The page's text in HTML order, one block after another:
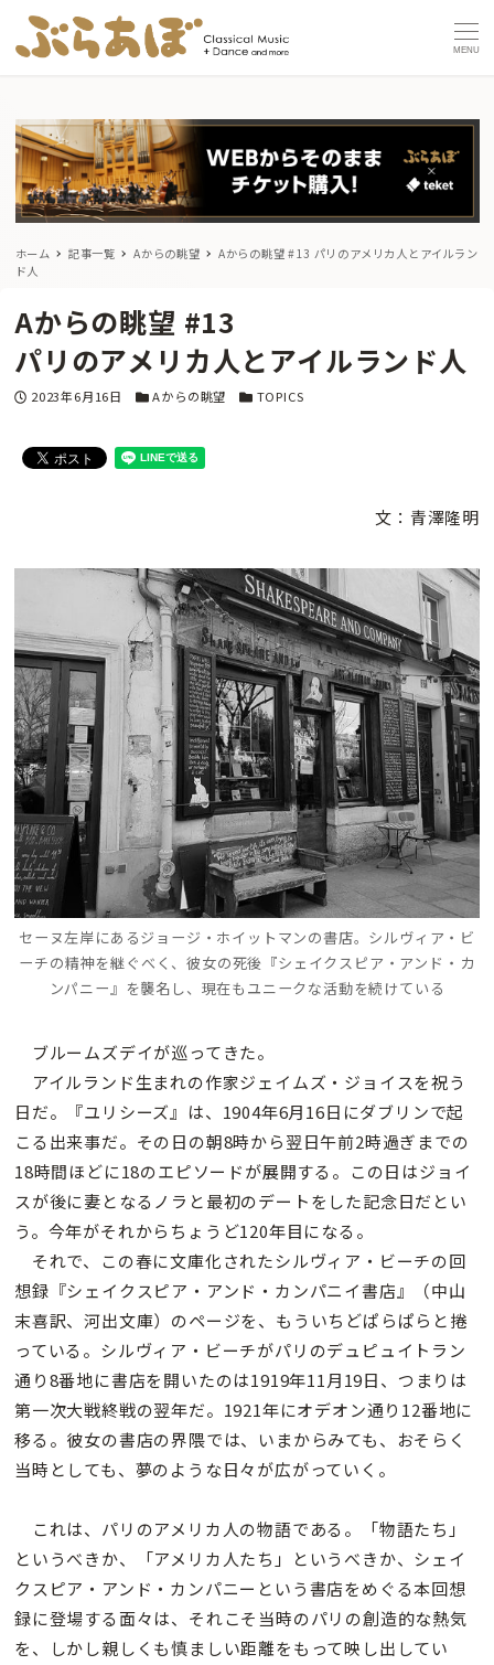
MENU
ホーム 記事一覧 Aからの眺望 Aからの眺望 #13 パリのアメリカ人とアイルラン
ド人
Aからの眺望 #13
パリのアメリカ人とアイルランド人
投稿日
2023年6月16日 カテゴリー
Aからの眺望 カテゴリー
TOPICS
文：青澤隆明
セーヌ左岸にあるジョージ・ホイットマンの書店。シルヴィア・ビ
ーチの精神を継ぐべく、彼女の死後『シェイクスピア・アンド・カ
ンパニー』を襲名し、現在もユニークな活動を続けている
ブルームズデイが巡ってきた。
アイルランド生まれの作家ジェイムズ・ジョイスを祝う
日だ。『ユリシーズ』は、1904年6月16日にダブリンで起
こる出来事だ。その日の朝8時から翌日午前2時過ぎまでの
18時間ほどに18のエピソードが展開する。この日はジョイ
スが後に妻となるノラと最初のデートをした記念日だとい
う。今年がそれからちょうど120年目になる。
それで、この春に文庫化されたシルヴィア・ビーチの回
想録『シェイクスピア・アンド・カンパニイ書店』（中山
末喜訳、河出文庫）のページを、もういちどぱらぱらと捲
っている。シルヴィア・ビーチがパリのデュピュイトラン
通り8番地に書店を開いたのは1919年11月19日、つまりは
第一次大戦終戦の翌年だ。1921年にオデオン通り12番地に
移る。彼女の書店の界隈では、いまからみても、おそらく
当時としても、夢のような日々が広がっていく。
これは、パリのアメリカ人の物語である。「物語たち」
というべきか、「アメリカ人たち」というべきか、シェイ
クスピア・アンド・カンパニーという書店をめぐる本回想
録に登場する面々は、それこそ当時のパリの創造的な熱気
を、しかし親しくも慎ましい距離をもって映し出してい